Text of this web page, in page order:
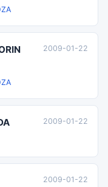
2009-01-22
2009-01-22
2009-01-22